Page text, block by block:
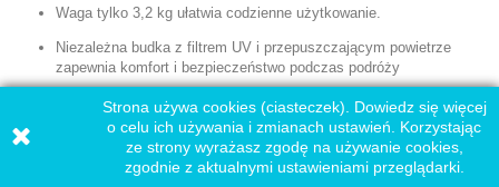
Waga tylko 3,2 kg ułatwia codzienne użytkowanie.
Niezależna budka z filtrem UV i przepuszczającym powietrze
zapewnia komfort i bezpieczeństwo podczas podróży
Strona używa cookies (ciasteczek). Dowiedz się więcej
o celu ich używania i zmianach ustawień. Korzystając
ze strony wyrażasz zgodę na używanie cookies,
zgodnie z aktualnymi ustawieniami przeglądarki.